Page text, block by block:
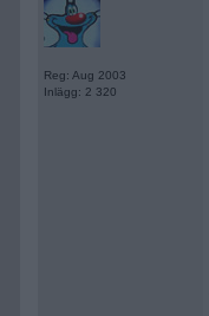
Reg: Aug 2003
Inlägg: 2 320